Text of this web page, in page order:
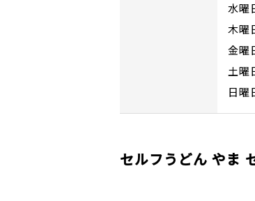
水曜
木曜
金曜
土曜
日曜
セルフうどん やま